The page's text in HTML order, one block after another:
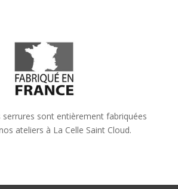
serrures sont entièrement fabriquées
ateliers à La Celle Saint Cloud.